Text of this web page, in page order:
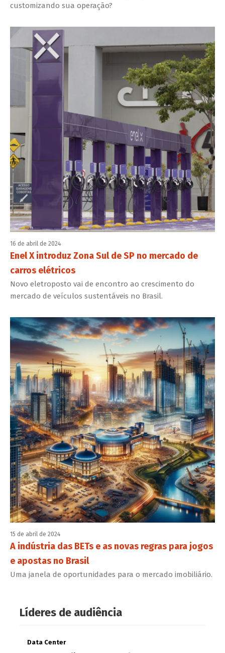
customizando sua operação?
16 de abril de 2024
Enel X introduz Zona Sul de SP no mercado de
carros elétricos
Novo eletroposto vai de encontro ao crescimento do
mercado de veículos sustentáveis no Brasil.
15 de abril de 2024
A indústria das BETs e as novas regras para jogos
e apostas no Brasil
Uma janela de oportunidades para o mercado imobiliário.
Líderes de audiência
Data Center